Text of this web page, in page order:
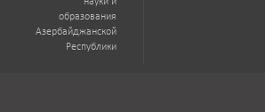
образования
Азербайджанской
Республики